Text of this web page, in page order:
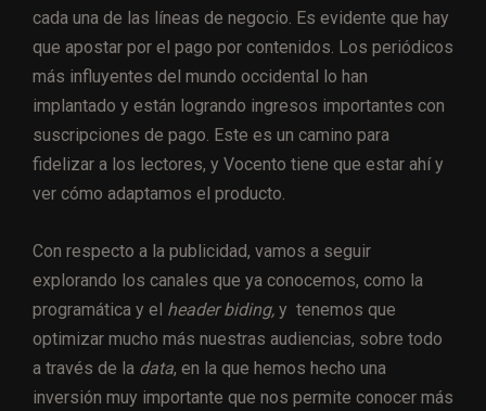
cada una de las líneas de negocio. Es evidente que hay
que apostar por el pago por contenidos. Los periódicos
más influyentes del mundo occidental lo han
implantado y están logrando ingresos importantes con
suscripciones de pago. Este es un camino para
fidelizar a los lectores, y Vocento tiene que estar ahí y
ver cómo adaptamos el producto.
Con respecto a la publicidad, vamos a seguir
explorando los canales que ya conocemos, como la
programática y el header biding, y tenemos que
optimizar mucho más nuestras audiencias, sobre todo
a través de la data, en la que hemos hecho una
inversión muy importante que nos permite conocer más